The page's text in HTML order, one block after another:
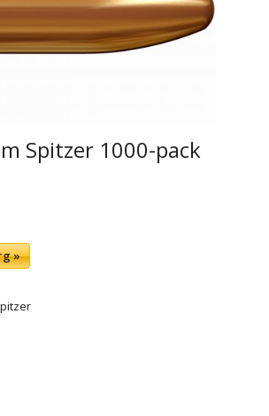
Spitzer 1000-pack
»